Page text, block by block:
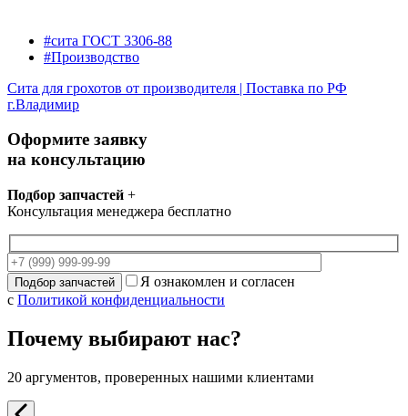
#сита ГОСТ 3306-88
#Производство
Сита для грохотов от производителя | Поставка по РФ
г.Владимир
Оформите заявку
на консультацию
Подбор запчастей +
Консультация менеджера бесплатно
Я ознакомлен и согласен
с Политикой конфиденциальности
Почему выбирают нас?
20 аргументов, проверенных нашими клиентами